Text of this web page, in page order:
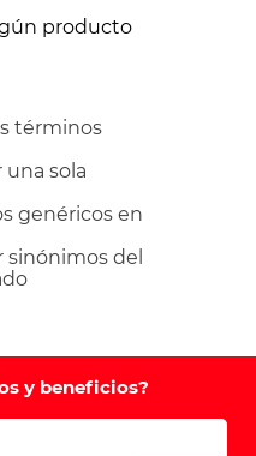
producto
términos
una sola
genéricos en
sinónimos del
y beneficios?